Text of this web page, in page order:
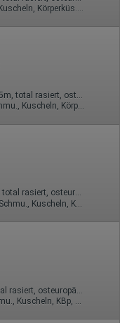
ZK, 69, Franz b. Ihr, Schmu., Kuscheln, Körperküs., DSa, DSp
27 Jahre, 70B, KF 34/36, 1.65m, total rasiert, osteuropäisch
69, GF6, NSa, Franz b. Ihr, Schmu., Kuscheln, Körperküs., DSa
27 Jahre, 80B, KF 36, 1.78m, total rasiert, osteuropäisch
69, GF6, Franz b. Ihr, BV, Schmu., Kuscheln, KBp, Mast.